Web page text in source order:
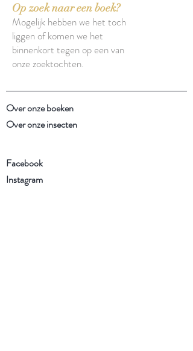
Op zoek naar een boek?
Mogelijk hebben we het toch
liggen of komen we het
binnenkort tegen op een van
onze zoektochten.
Over onze boeken
Over onze insecten
Facebook
Instagram